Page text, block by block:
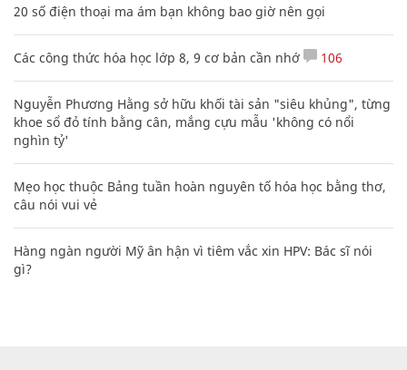
20 số điện thoại ma ám bạn không bao giờ nên gọi
Các công thức hóa học lớp 8, 9 cơ bản cần nhớ 106
Nguyễn Phương Hằng sở hữu khối tài sản "siêu khủng", từng
khoe sổ đỏ tính bằng cân, mắng cựu mẫu 'không có nổi
nghìn tỷ'
Mẹo học thuộc Bảng tuần hoàn nguyên tố hóa học bằng thơ,
câu nói vui vẻ
Hàng ngàn người Mỹ ân hận vì tiêm vắc xin HPV: Bác sĩ nói
gì?